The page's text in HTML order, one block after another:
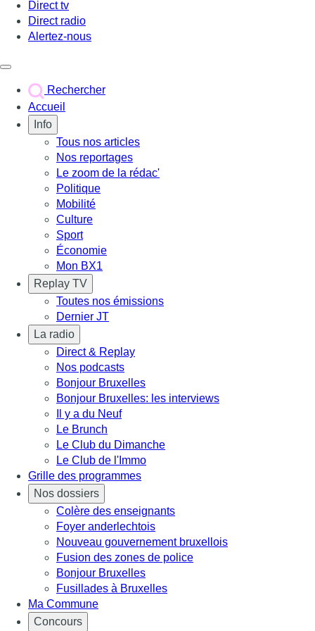
Direct tv
Direct radio
Alertez-nous
Rechercher
Accueil
Info
Tous nos articles
Nos reportages
Le zoom de la rédac'
Politique
Mobilité
Culture
Sport
Économie
Mon BX1
Replay TV
Toutes nos émissions
Dernier JT
La radio
Direct & Replay
Nos podcasts
Bonjour Bruxelles
Bonjour Bruxelles: les interviews
Il y a du Neuf
Le Brunch
Le Club du Dimanche
Le Club de l'Immo
Grille des programmes
Nos dossiers
Colère des enseignants
Foyer anderlechtois
Nouveau gouvernement bruxellois
Fusion des zones de police
Bonjour Bruxelles
Fusillades à Bruxelles
Ma Commune
Concours